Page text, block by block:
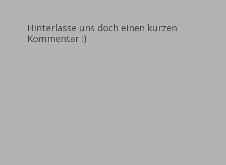
Hinterlasse uns doch einen kurzen
Kommentar :)